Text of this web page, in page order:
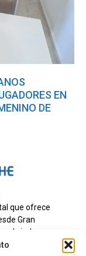
EN
DE
que ofrece
Gran
brindar
a